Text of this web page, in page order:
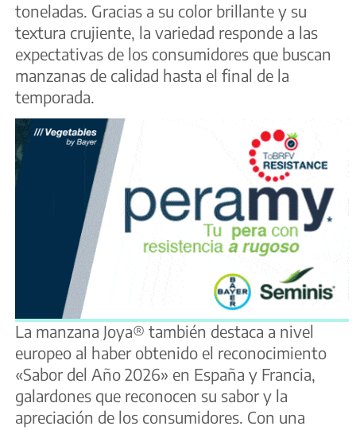
toneladas. Gracias a su color brillante y su
textura crujiente, la variedad responde a las
expectativas de los consumidores que buscan
manzanas de calidad hasta el final de la
temporada.
La manzana Joya® también destaca a nivel
europeo al haber obtenido el reconocimiento
«Sabor del Año 2026» en España y Francia,
galardones que reconocen su sabor y la
apreciación de los consumidores. Con una